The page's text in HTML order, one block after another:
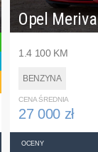
Opel Meriva
1.4 100 KM
BENZYNA
CENA ŚREDNIA
27 000 zł
OCENY